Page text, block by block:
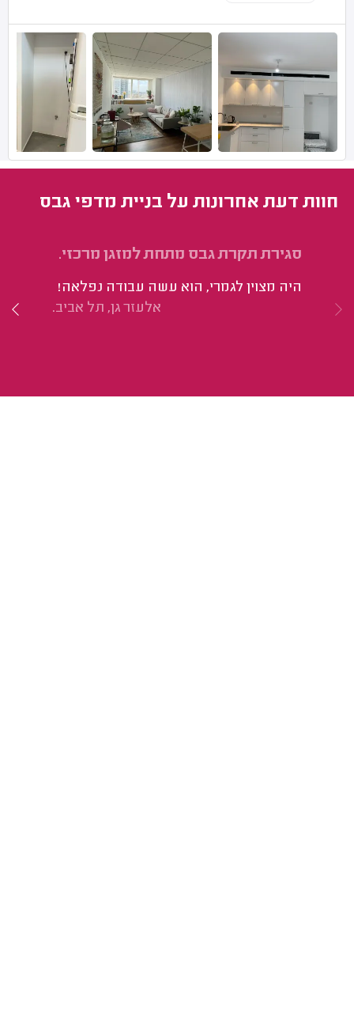
חוות דעת אחרונות על בניית מדפי גבס
סגירת תקרת גבס מתחת למזגן מרכזי.
היה מצוין לגמרי, הוא עשה עבודה נפלאה!
אלעזר גן, תל אביב.